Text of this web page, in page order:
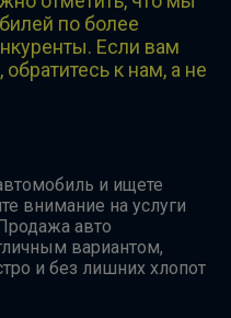
по более
Если вам
к нам, а не
и ищете
внимание на услуги
авто
вариантом,
и без лишних хлопот